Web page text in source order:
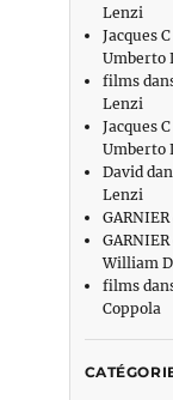
Lenzi
Jacques C
Umberto
films
Lenzi
Jacques C
Umberto
David
Lenzi
GARNIER
GARNIER
William
films
Coppola